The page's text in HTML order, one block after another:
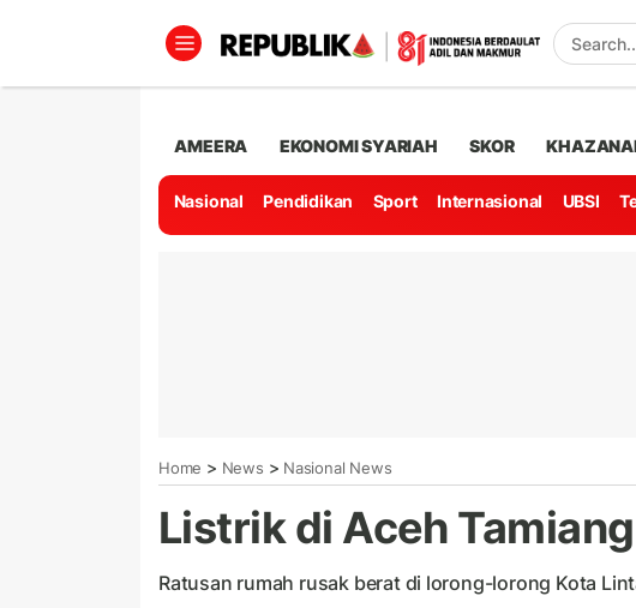
AMEERA EKONOMI SYARIAH SKOR
Nasional Pendidikan Sport Internasional UBSI
Home > News > Nasional News
Listrik di Aceh
Ratusan rumah rusak berat di lorong-lorong Kota